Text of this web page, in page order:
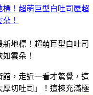
！超萌巨型白吐司屋超
！
，走近一看才驚覺，這
切吐司」！這棟充滿極